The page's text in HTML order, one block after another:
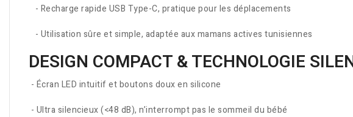
- Recharge rapide USB Type-C, pratique pour les déplacements
- Utilisation sûre et simple, adaptée aux mamans actives tunisiennes
DESIGN COMPACT & TECHNOLOGIE
- Écran LED intuitif et boutons doux en silicone
- Ultra silencieux (<48 dB), n’interrompt pas le sommeil du bébé